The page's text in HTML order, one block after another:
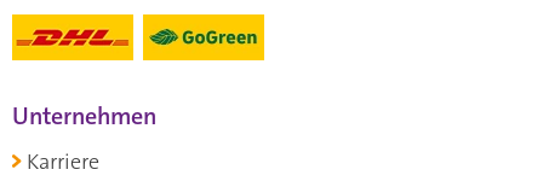
Unternehmen
Karriere